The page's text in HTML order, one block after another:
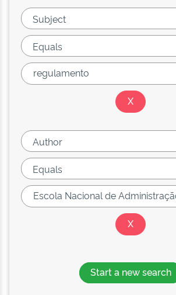
Start a new search